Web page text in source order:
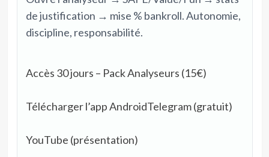
de justification → mise % bankroll. Autonomie,
discipline, responsabilité.
Accès 30 jours – Pack Analyseurs (15€)
Télécharger l’app AndroidTelegram (gratuit)
YouTube (présentation)